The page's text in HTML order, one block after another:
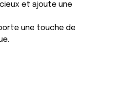
et ajoute une
une touche de